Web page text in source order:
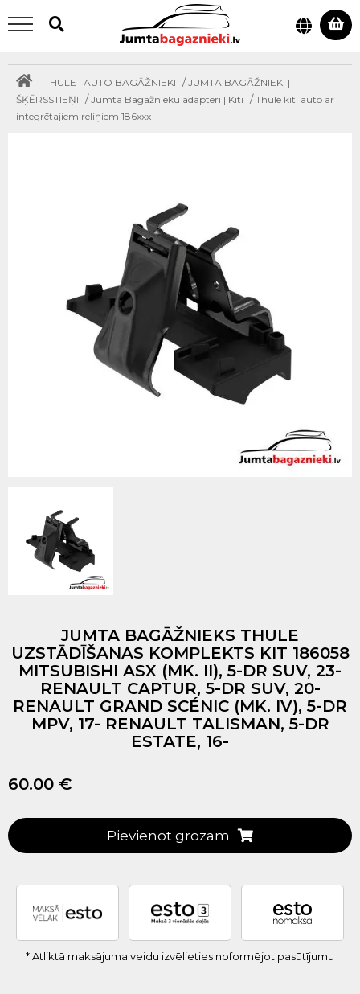
THULE | AUTO BAGĀŽNIEKI /JUMTA BAGĀŽNIEKI |
ŠĶĒRSSTIEŅI /Jumta Bagāžnieku adapteri | Kiti /Thule kiti auto ar
integrētajiem reliņiem 186xxx
JUMTA BAGĀŽNIEKS THULE
UZSTĀDĪŠANAS KOMPLEKTS KIT 186058
MITSUBISHI ASX (MK. II), 5-DR SUV, 23-
RENAULT CAPTUR, 5-DR SUV, 20-
RENAULT GRAND SCÉNIC (MK. IV), 5-DR
MPV, 17- RENAULT TALISMAN, 5-DR
ESTATE, 16-
60.00 €
Pievienot grozam
* Atliktā maksājuma veidu izvēlieties noformējot pasūtījumu